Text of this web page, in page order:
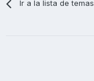
Ir a la lista de temas